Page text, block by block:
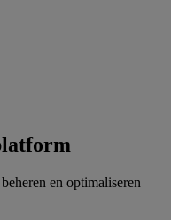
en optimaliseren